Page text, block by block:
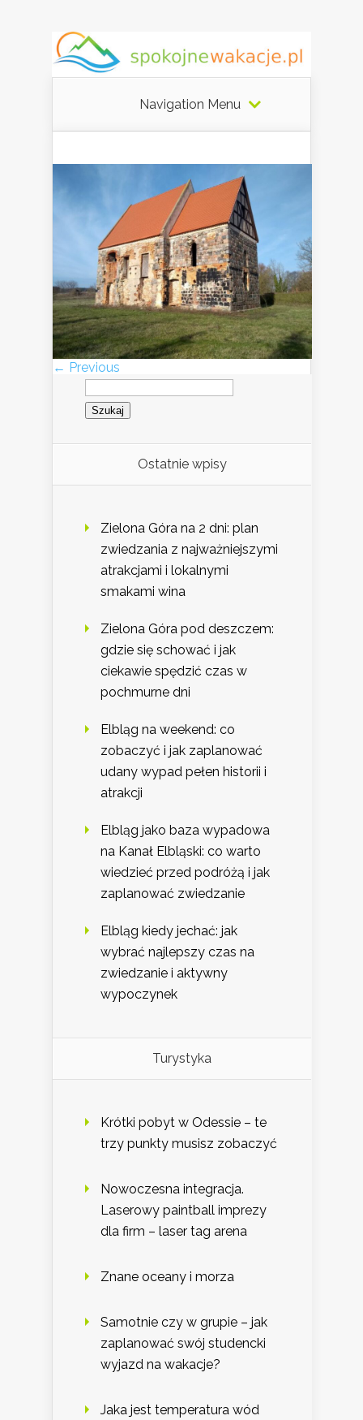
Navigation Menu
← Previous
Szukaj:
Ostatnie wpisy
Zielona Góra na 2 dni: plan
zwiedzania z najważniejszymi
atrakcjami i lokalnymi
smakami wina
Zielona Góra pod deszczem:
gdzie się schować i jak
ciekawie spędzić czas w
pochmurne dni
Elbląg na weekend: co
zobaczyć i jak zaplanować
udany wypad pełen historii i
atrakcji
Elbląg jako baza wypadowa
na Kanał Elbląski: co warto
wiedzieć przed podróżą i jak
zaplanować zwiedzanie
Elbląg kiedy jechać: jak
wybrać najlepszy czas na
zwiedzanie i aktywny
wypoczynek
Turystyka
Krótki pobyt w Odessie – te
trzy punkty musisz zobaczyć
Nowoczesna integracja.
Laserowy paintball imprezy
dla firm – laser tag arena
Znane oceany i morza
Samotnie czy w grupie – jak
zaplanować swój studencki
wyjazd na wakacje?
Jaka jest temperatura wód